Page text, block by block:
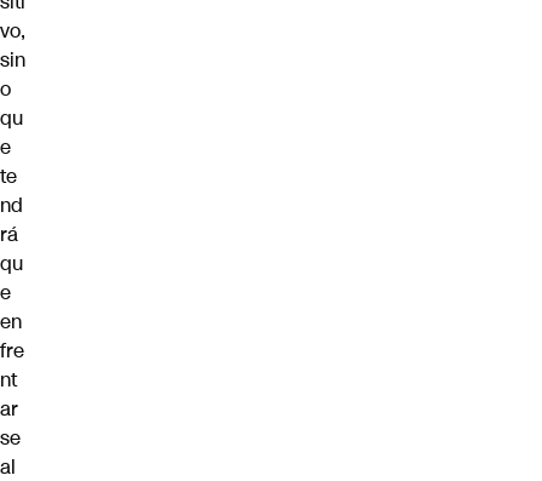
vo,
sin
o
qu
e
te
nd
rá
qu
e
en
fre
nt
ar
se
al